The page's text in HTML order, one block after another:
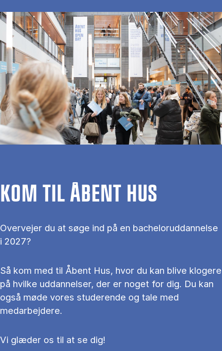
KOM TIL ÅBENT HUS
Overvejer du at søge ind på en bacheloruddannelse
i 2027?
Så kom med til Åbent Hus, hvor du kan blive klogere
på hvilke uddannelser, der er noget for dig. Du kan
også møde vores studerende og tale med
medarbejdere.
Vi glæder os til at se dig!